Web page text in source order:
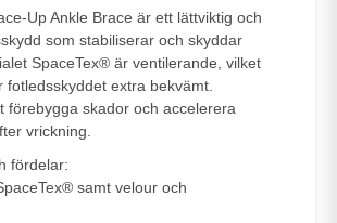
Up Ankle Brace är ett lättviktig och
som stabiliserar och skyddar
SpaceTex® är ventilerande, vilket
fotledsskyddet extra bekvämt.
förebygga skador och accelerera
vrickning.
fördelar:
samt velour och